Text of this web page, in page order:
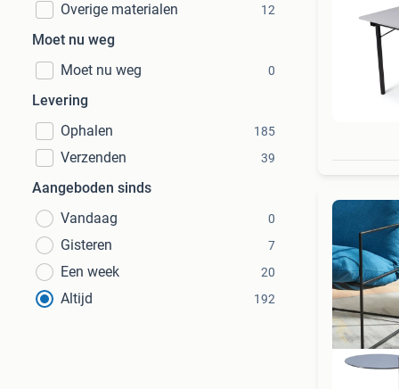
Overige materialen 12
Moet nu weg
Moet nu weg
0
Levering
Ophalen
185
Verzenden 39
Aangeboden sinds
Vandaag
0
Gisteren 7
Een week 20
Altijd 192